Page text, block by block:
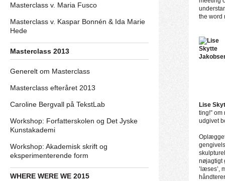
the word
Lise
ting!”
udgivet
nøjagtigt
’læses’,
Masterclass v. Maria Fusco
Masterclass v. Kaspar Bonnén & Ida Marie
Hede
Masterclass 2013
Generelt om Masterclass
Masterclass efteråret 2013
Caroline Bergvall på TekstLab
Workshop: Forfatterskolen og Det Jyske
Kunstakademi
Workshop: Akademisk skrift og
eksperimenterende form
WHERE WERE WE 2015